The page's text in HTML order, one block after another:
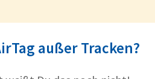
außer Tracken?